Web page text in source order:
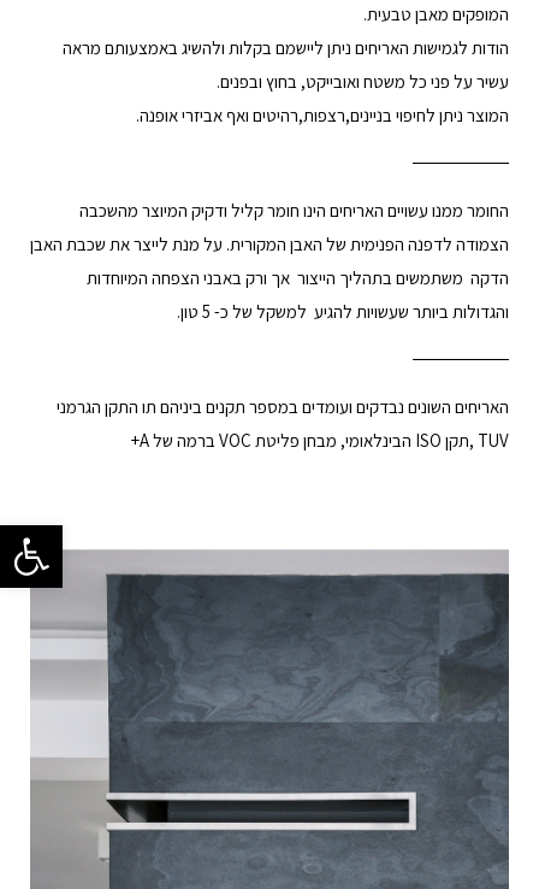
פתח
המופקים מאבן טבעית.
הודות לגמישות האריחים ניתן ליישמם בקלות ולהשיג באמצעותם מראה
עשיר על פני כל משטח ואובייקט, בחוץ ובפנים.
המוצר ניתן לחיפוי בניינים,רצפות,רהיטים ואף אביזרי אופנה.
החומר ממנו עשויים האריחים הינו חומר קליל ודקיק המיוצר מהשכבה
הצמודה לדפנה הפנימית של האבן המקורית. על מנת לייצר את שכבת האבן
הדקה משתמשים בתהליך הייצור אך ורק באבני הצפחה המיוחדות
והגדולות ביותר שעשויות להגיע למשקל של כ- 5 טון.
האריחים השונים נבדקים ועומדים במספר תקנים ביניהם תו התקן הגרמני
TUV ,תקן ISO הבינלאומי, מבחן פליטת VOC ברמה של A+